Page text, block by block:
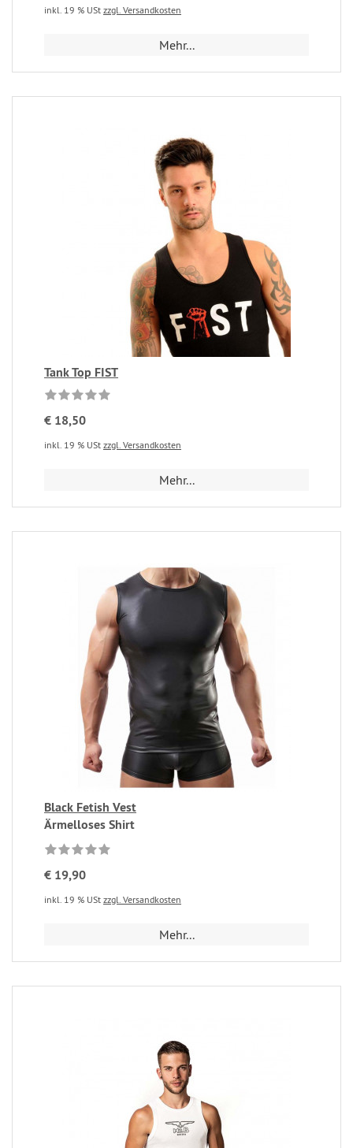
inkl. 19 % USt zzgl. Versandkosten
Mehr...
Tank Top FIST
€ 18,50
inkl. 19 % USt zzgl. Versandkosten
Mehr...
Black Fetish Vest
Ärmelloses Shirt
€ 19,90
inkl. 19 % USt zzgl. Versandkosten
Mehr...